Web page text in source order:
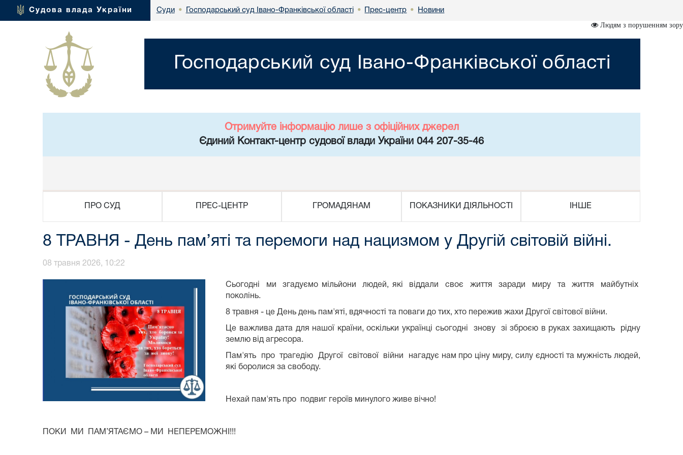
Судова влада України Суди • Господарський суд Івано-Франківської області • Прес-центр • Новини
Людям з порушенням зору
Господарський суд Івано-Франківської області
Отримуйте інформацію лише з офіційних джерел
Єдиний Контакт-центр судової влади України 044 207-35-46
ПРО СУД ПРЕС-ЦЕНТР ГРОМАДЯНАМ ПОКАЗНИКИ ДІЯЛЬНОСТІ ІНШЕ
8 ТРАВНЯ - День пам’яті та перемоги над нацизмом у Другій світовій війні.
08 травня 2026, 10:22
Сьогодні ми згадуємо мільйони людей, які віддали своє життя заради миру та життя майбутніх
поколінь.
8 травня - це День день пам'яті, вдячності та поваги до тих, хто пережив жахи Другої світової війни.
Це важлива дата для нашої країни, оскільки українці сьогодні знову зі зброєю в руках захищають рідну
землю від агресора.
Пам'ять про трагедію Другої світової війни нагадує нам про ціну миру, силу єдності та мужність людей,
які боролися за свободу.
Нехай пам'ять про подвиг героїв минулого живе вічно!
ПОКИ МИ ПАМ’ЯТАЄМО – МИ НЕПЕРЕМОЖНІ!!!